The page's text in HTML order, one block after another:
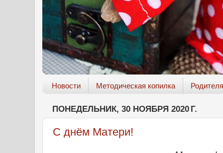
Новости Методическая копилка
ПОНЕДЕЛЬНИК, 30 НОЯБРЯ 2020 Г.
С днём Матери!